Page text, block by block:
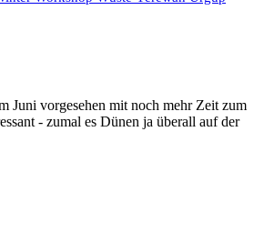
Juni vorgesehen mit noch mehr Zeit zum
- zumal es Dünen ja überall auf der